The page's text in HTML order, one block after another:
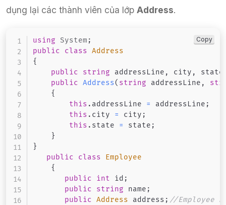
dụng lại các thành viên của lớp Address.
using System ;
public
class Address
{
public
string addressLine , city , state
public
Address( string addressLine ,
{
this . addressLine = addressLine ;
this . city = city ;
this . state = state ;
}
}
public
class
Employee
{
public
int id ;
public
string name ;
public
Address address ; //Employee
Copy